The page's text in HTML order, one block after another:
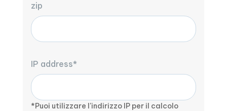
zip
IP address*
*Puoi utilizzare l'indirizzo IP per il calcolo